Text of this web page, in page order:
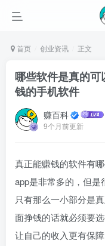
首页 创业资讯 正文
哪些软件是真的
钱的手机软件
赚百科
9个月前更新
真正能赚钱的软件有
app是非常多的，但是
只有那么一小部分是
面挣钱的话就必须要
让自己的收入更有保障